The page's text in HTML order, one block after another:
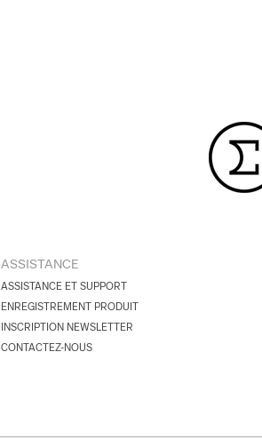
ASSISTANCE
ASSISTANCE ET SUPPORT
ENREGISTREMENT PRODUIT
INSCRIPTION NEWSLETTER
CONTACTEZ-NOUS